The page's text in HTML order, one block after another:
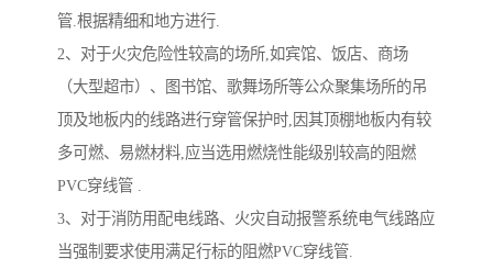
管.根据精细和地方进行.
2、对于火灾危险性较高的场所,如宾馆、饭店、商场
（大型超市）、图书馆、歌舞场所等公众聚集场所的吊
顶及地板内的线路进行穿管保护时,因其顶棚地板内有较
多可燃、易燃材料,应当选用燃烧性能级别较高的阻燃
PVC穿线管 .
3、对于消防用配电线路、火灾自动报警系统电气线路应
当强制要求使用满足行标的阻燃PVC穿线管.